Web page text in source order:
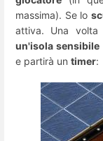
massima). Se lo
attiva. Una
un'isola sensibile
e partirà un timer: